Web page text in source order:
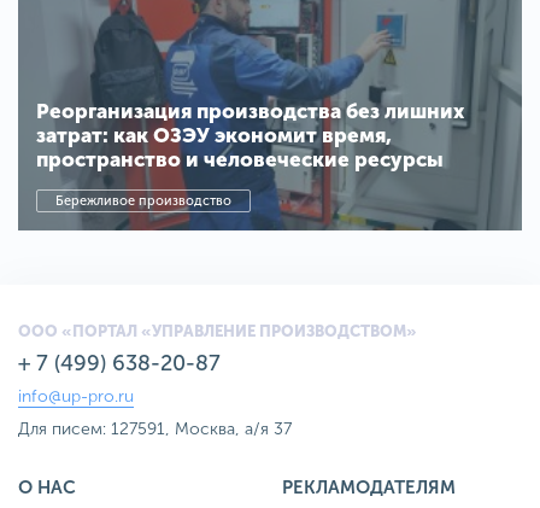
Реорганизация производства без лишних
затрат: как ОЗЭУ экономит время,
пространство и человеческие ресурсы
Бережливое производство
ООО «ПОРТАЛ «УПРАВЛЕНИЕ ПРОИЗВОДСТВОМ»
+ 7 (499) 638-20-87
info@up-pro.ru
Для писем: 127591, Москва, а/я 37
О НАС РЕКЛАМОДАТЕЛЯМ